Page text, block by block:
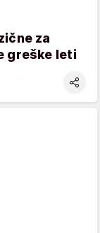
za
greške leti